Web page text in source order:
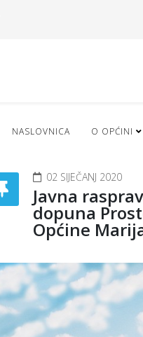
NASLOVNICA O OPĆINI
02 SIJEČANJ 2020
Javna
dopuna
Općine